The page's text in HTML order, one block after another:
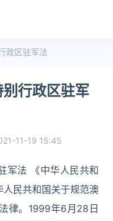
政区驻军法
行政区驻军
11-19 15:45
军法 《中华人民共和
民共和国关于规范澳
律。1999年6月28日